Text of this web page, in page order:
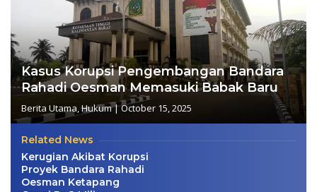
Kasus Korupsi Pengembangan Bandara
Rahadi Oesman Memasuki Babak Baru
Berita Utama,Hukum|October 15, 2025
Related News
Kerugian Akibat Korupsi
Proyek Bandara Rahadi
Oesman Ketapang